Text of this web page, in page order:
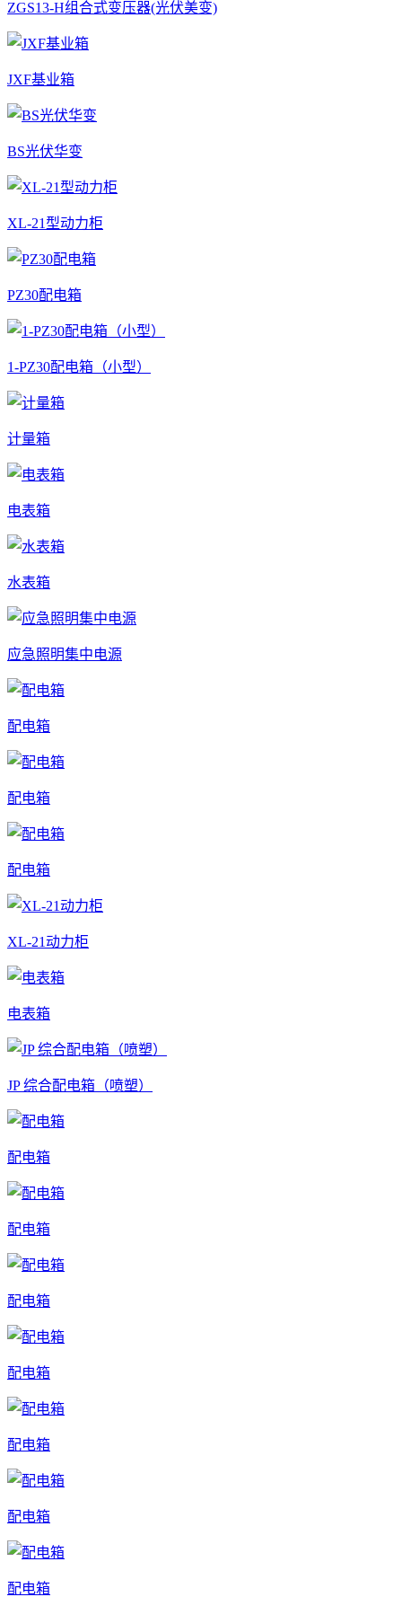
ZGS13-H组合式变压器(光伏美变)
JXF基业箱
BS光伏华变
XL-21型动力柜
PZ30配电箱
1-PZ30配电箱（小型）
计量箱
电表箱
水表箱
应急照明集中电源
配电箱
配电箱
配电箱
XL-21动力柜
电表箱
JP 综合配电箱（喷塑）
配电箱
配电箱
配电箱
配电箱
配电箱
配电箱
配电箱